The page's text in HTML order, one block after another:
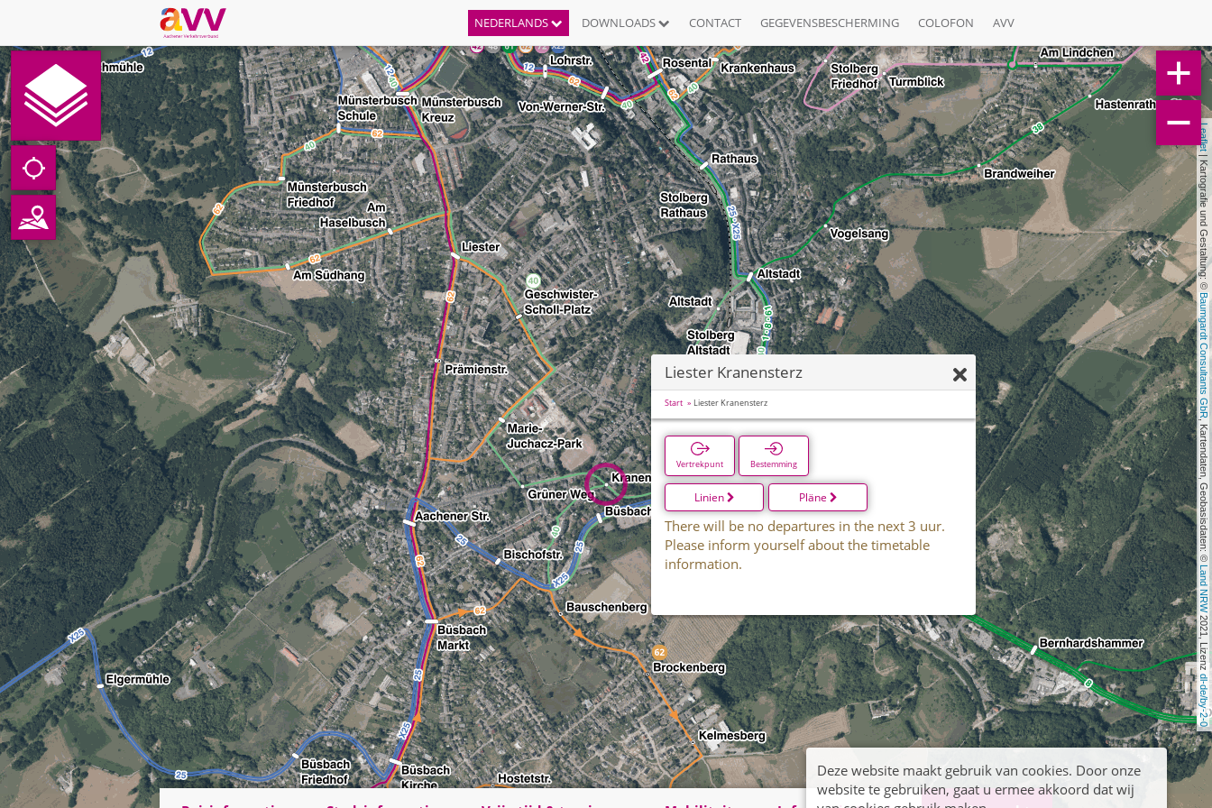
NEDERLANDS DOWNLOADS CONTACT GEGEVENSBESCHERMING COLOFON AVV
Leaflet
| Kartografie und Gestaltung: ©
Baumgardt Consultants GbR
, Kartendaten, Geobasisdaten: ©
Land NRW
2021, Lizenz
dl-de/by-2-0
Liester Kranensterz
Start Liester Kranensterz
Vertrekpunt Bestemming
Linien Pläne
There will be no departures in the next 3 uur.
Please inform yourself about the timetable
information.
Deze website maakt gebruik van cookies. Door onze
website te gebruiken, gaat u ermee akkoord dat wij